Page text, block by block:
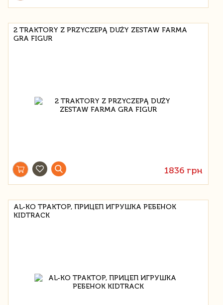
2 TRAKTORY Z PRZYCZEPĄ DUŻY ZESTAW FARMA
GRA FIGUR
1836 грн
AL-KO ТРАКТОР, ПРИЦЕП ИГРУШКА РЕБЕНОК
KIDTRACK